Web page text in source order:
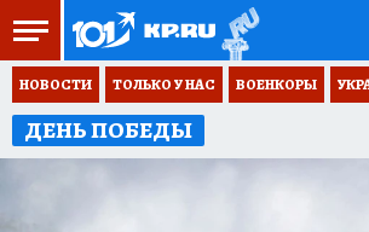
НОВОСТИ ТОЛЬКО У НАС ВОЕНКОРЫ
ДЕНЬ ПОБЕДЫ